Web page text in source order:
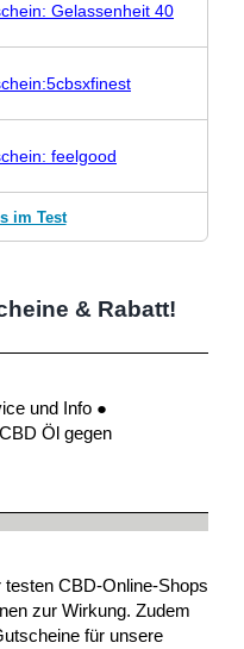
Gelassenheit 40
feelgood
im Test
& Rabatt!
und Info ●
Öl gegen
CBD-Online-Shops
zur Wirkung. Zudem
für unsere